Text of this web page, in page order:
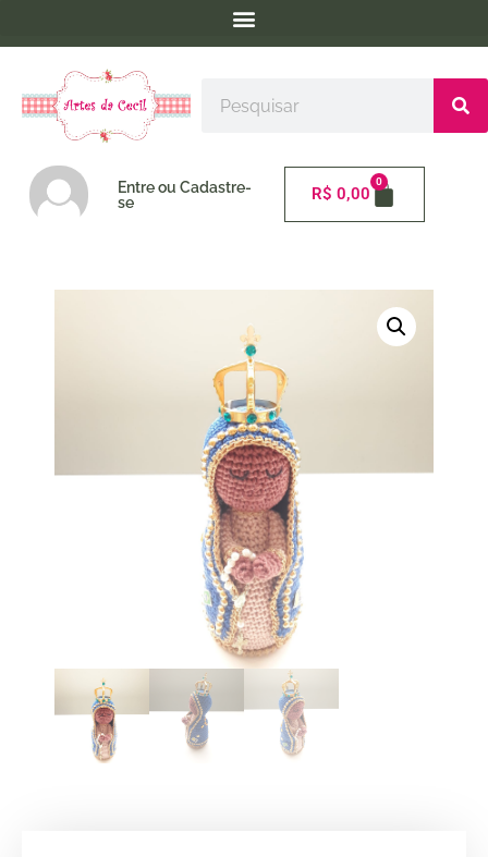
Entre ou Cadastre-
se
R$ 0,00
0